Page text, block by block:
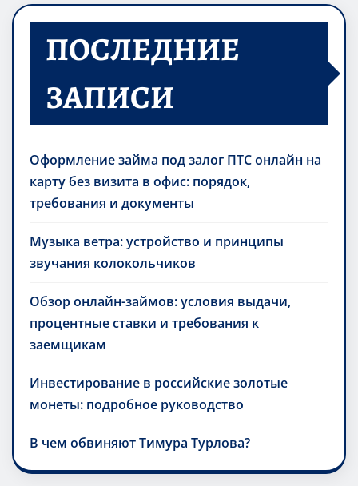
ПОСЛЕДНИЕ
ЗАПИСИ
Оформление займа под залог ПТС онлайн на
карту без визита в офис: порядок,
требования и документы
Музыка ветра: устройство и принципы
звучания колокольчиков
Обзор онлайн-займов: условия выдачи,
процентные ставки и требования к
заемщикам
Инвестирование в российские золотые
монеты: подробное руководство
В чем обвиняют Тимура Турлова?